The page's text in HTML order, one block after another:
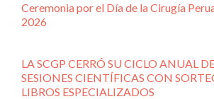
Ceremonia por el Día de la Cirugía
2026
LA SCGP CERRÓ SU CICLO ANUAL
SESIONES CIENTÍFICAS CON
LIBROS ESPECIALIZADOS